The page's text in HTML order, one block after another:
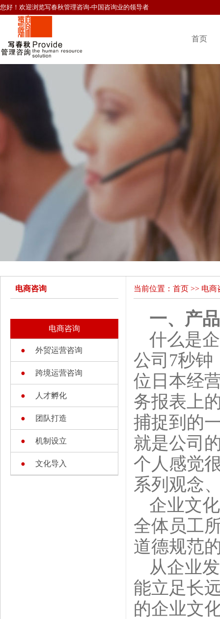
您好！欢迎浏览写春秋管理咨询-中国咨询业的领导者
首页
电商咨询
电商咨询
● 外贸运营咨询
● 跨境运营咨询
● 人才孵化
● 团队打造
● 机制设立
● 文化导入
当前位置： 首页 >> 电商
一、产
什么是
公司7秒钟
位日本经
务报表上
捕捉到的
就是公司
个人感觉
系列观念
企业文
全体员工
道德规范
从企业
能立足长
的企业文